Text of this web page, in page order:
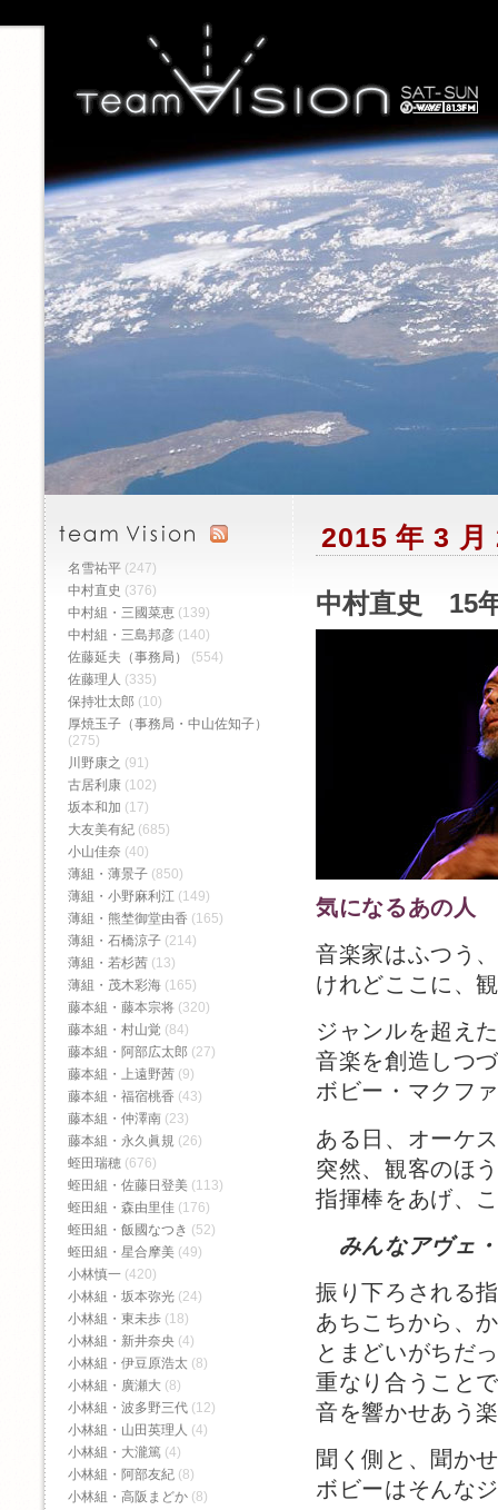
2015 年 3 月
中村直史 15
気になるあの人
音楽家はふつう
けれどここに、
ジャンルを超え
音楽を創造しつ
ボビー・マクフ
ある日、オーケ
突然、観客のほ
指揮棒をあげ、
みんなアヴェ
振り下ろされる
あちこちから、
とまどいがちだ
重なり合うこと
音を響かせあう
聞く側と、聞か
ボビーはそんな
名雪祐平 (247)
中村直史 (376)
中村組・三國菜恵 (139)
中村組・三島邦彦 (140)
佐藤延夫（事務局）
(554)
佐藤理人 (335)
保持壮太郎 (10)
厚焼玉子（事務局・中山佐知子）
(275)
川野康之 (91)
古居利康 (102)
坂本和加 (17)
大友美有紀 (685)
小山佳奈 (40)
薄組・薄景子 (850)
薄組・小野麻利江 (149)
薄組・熊埜御堂由香 (165)
薄組・石橋涼子 (214)
薄組・若杉茜 (13)
薄組・茂木彩海 (165)
藤本組・藤本宗将 (320)
藤本組・村山覚 (84)
藤本組・阿部広太郎 (27)
藤本組・上遠野茜 (9)
藤本組・福宿桃香‬ (43)
藤本組・仲澤南 (23)
藤本組・永久眞規 (26)
蛭田瑞穂 (676)
蛭田組・佐藤日登美 (113)
蛭田組・森由里佳 (176)
蛭田組・飯國なつき (52)
蛭田組・星合摩美 (49)
小林慎一 (420)
小林組・坂本弥光 (24)
小林組・東未歩 (18)
小林組・新井奈央 (4)
小林組・伊豆原浩太 (8)
小林組・廣瀬大 (8)
小林組・波多野三代 (12)
小林組・山田英理人 (4)
小林組・大瀧篤 (4)
小林組・阿部友紀 (8)
小林組・高阪まどか (8)